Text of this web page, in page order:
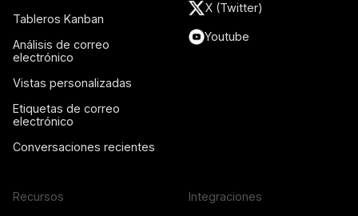
Tableros Kanban
Análisis de correo
electrónico
Vistas personalizadas
Etiquetas de correo
electrónico
Conversaciones recientes
X (Twitter)
Youtube
Recursos Integraciones